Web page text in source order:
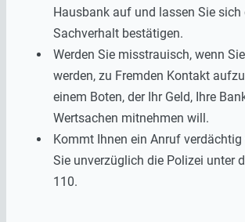
Hausbank auf und lassen Sie sich
Sachverhalt bestätigen.
Werden Sie misstrauisch, wenn
werden, zu Fremden Kontakt
einem Boten, der Ihr Geld, Ihre
Wertsachen mitnehmen will.
Kommt Ihnen ein Anruf verdächtig
Sie unverzüglich die Polizei unter
110.